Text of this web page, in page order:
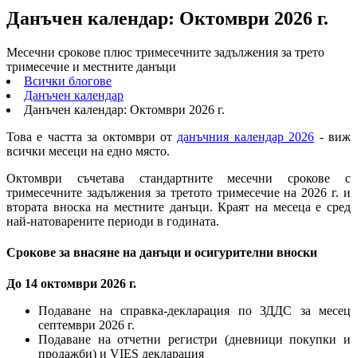
Данъчен календар: Октомври 2026 г.
Месечни срокове плюс тримесечните задължения за трето
тримесечие и местните данъци
Всички блогове
Данъчен календар
Данъчен календар: Октомври 2026 г.
Това е частта за октомври от данъчния календар 2026 - виж
всички месеци на едно място.
Октомври съчетава стандартните месечни срокове с
тримесечните задължения за третото тримесечие на 2026 г. и
втората вноска на местните данъци. Краят на месеца е сред
най-натоварените периоди в годината.
Срокове за внасяне на данъци и осигурителни вноски
До 14 октомври 2026 г.
Подаване на справка-декларация по ЗДДС за месец
септември 2026 г.
Подаване на отчетни регистри (дневници покупки и
продажби) и VIES декларация